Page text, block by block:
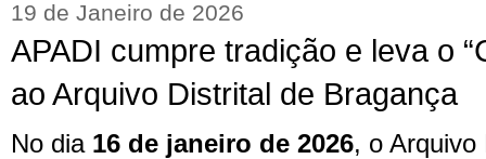
19 de Janeiro de 2026
APADI cumpre tradição e leva o
ao Arquivo Distrital de Bragança
No dia16 de janeiro de 2026, o Arquivo